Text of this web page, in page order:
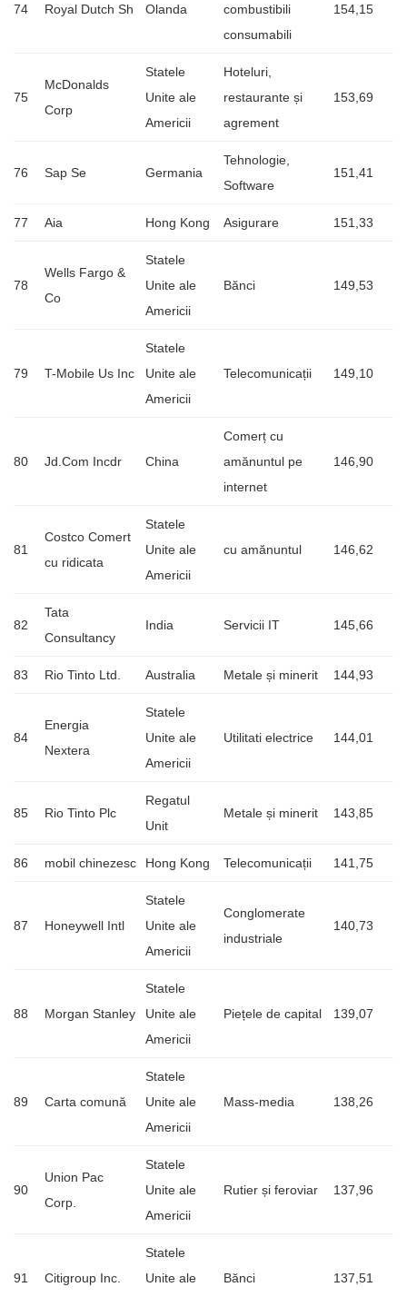
74 Royal Dutch Sh Olanda
combustibili
consumabili
154,15
75
McDonalds
Corp
Statele
Unite ale
Americii
Hoteluri,
restaurante și
agrement
153,69
76 Sap Se Germania
Tehnologie,
Software
151,41
77 Aia Hong Kong Asigurare 151,33
78
Wells Fargo &
Co
Statele
Unite ale
Americii
Bănci 149,53
79 T-Mobile Us Inc
Statele
Unite ale
Americii
Telecomunicații 149,10
80 Jd.Com Incdr China
Comerț cu
amănuntul pe
internet
146,90
81
Costco Comert
cu ridicata
Statele
Unite ale
Americii
cu amănuntul 146,62
82
Tata
Consultancy
India Servicii IT 145,66
83 Rio Tinto Ltd. Australia Metale și minerit 144,93
84
Energia
Nextera
Statele
Unite ale
Americii
Utilitati electrice 144,01
85 Rio Tinto Plc
Regatul
Unit
Metale și minerit 143,85
86 mobil chinezesc Hong Kong Telecomunicații 141,75
87 Honeywell Intl
Statele
Unite ale
Americii
Conglomerate
industriale
140,73
88 Morgan Stanley
Statele
Unite ale
Americii
Piețele de capital 139,07
89 Carta comună
Statele
Unite ale
Americii
Mass-media 138,26
90
Union Pac
Corp.
Statele
Unite ale
Americii
Rutier și feroviar 137,96
91 Citigroup Inc.
Statele
Unite ale
Bănci 137,51